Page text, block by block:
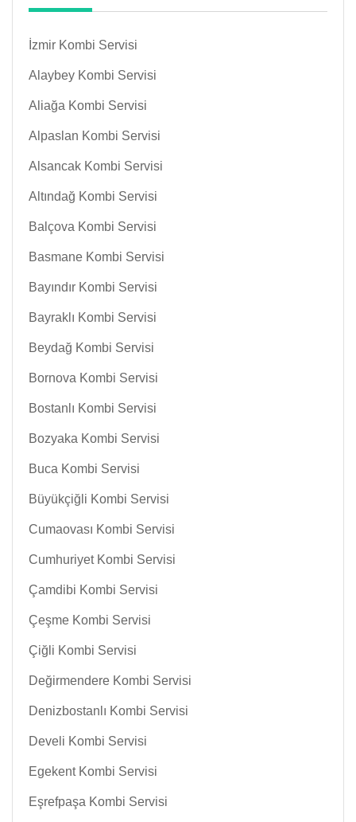
İzmir Kombi Servisi
Alaybey Kombi Servisi
Aliağa Kombi Servisi
Alpaslan Kombi Servisi
Alsancak Kombi Servisi
Altındağ Kombi Servisi
Balçova Kombi Servisi
Basmane Kombi Servisi
Bayındır Kombi Servisi
Bayraklı Kombi Servisi
Beydağ Kombi Servisi
Bornova Kombi Servisi
Bostanlı Kombi Servisi
Bozyaka Kombi Servisi
Buca Kombi Servisi
Büyükçiğli Kombi Servisi
Cumaovası Kombi Servisi
Cumhuriyet Kombi Servisi
Çamdibi Kombi Servisi
Çeşme Kombi Servisi
Çiğli Kombi Servisi
Değirmendere Kombi Servisi
Denizbostanlı Kombi Servisi
Develi Kombi Servisi
Egekent Kombi Servisi
Eşrefpaşa Kombi Servisi